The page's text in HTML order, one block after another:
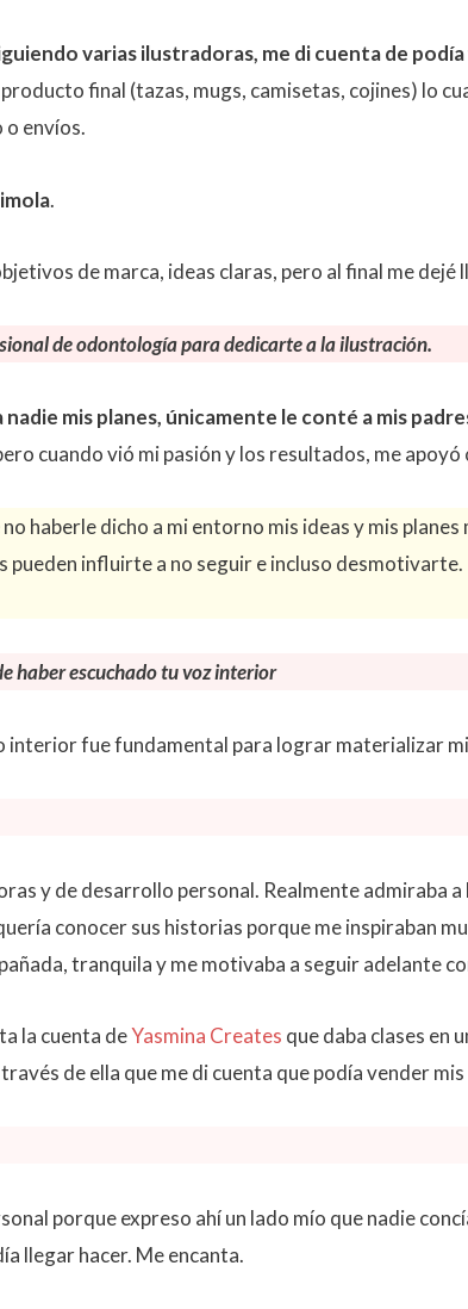
varias ilustradoras, me di cuenta de
final (tazas, mugs, camisetas, cojines) lo
o envíos.
.
de marca, ideas claras, pero al final me
deodontología para dedicarte a la ilustración.
nadie mis planes, únicamente le conté a mis
cuando vió mi pasión y los resultados, me
no haberle dicho a mi entorno mis ideas y mis
pueden influirte a no seguir e incluso
haber escuchado tu voz interior
interior fue fundamental para lograr materializar
y de desarrollo personal. Realmente admiraba a
conocer sus historias porque me inspiraban
tranquila y me motivaba a seguir adelante
la cuenta deYasmina Creates que daba clases en
de ella que me di cuenta que podía vender
porque expreso ahí un lado mío que nadie
llegar hacer. Me encanta.